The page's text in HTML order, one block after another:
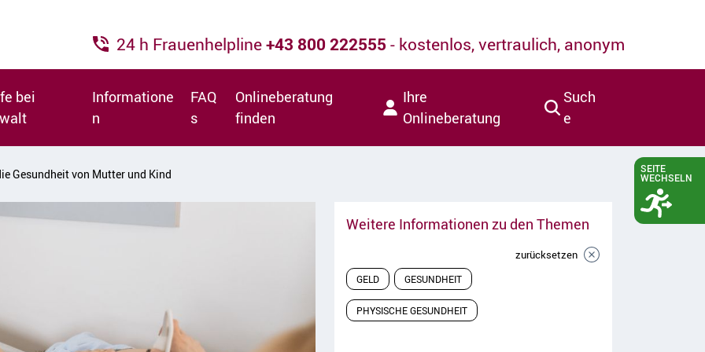
24 h Frauenhelpline+43 800 222555 - kostenlos, vertraulich, anonym
bei
Informatione
n
FAQ
s
Onlineberatung
finden
Ihre
Onlineberatung
Such
e
Gesundheit von Mutter und Kind
Weitere Informationen zu den Themen
GELD GESUNDHEIT
PHYSISCHE GESUNDHEIT
zurücksetzen
SEITE
WECHSELN